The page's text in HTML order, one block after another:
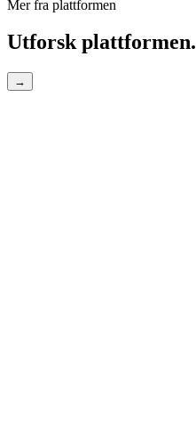
Mer fra plattformen
Utforsk plattformen.
→